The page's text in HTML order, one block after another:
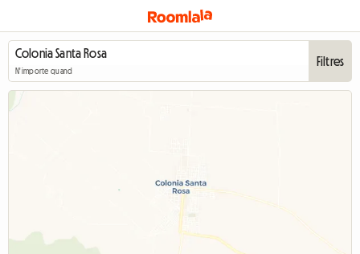
N'importe quand
Filtres